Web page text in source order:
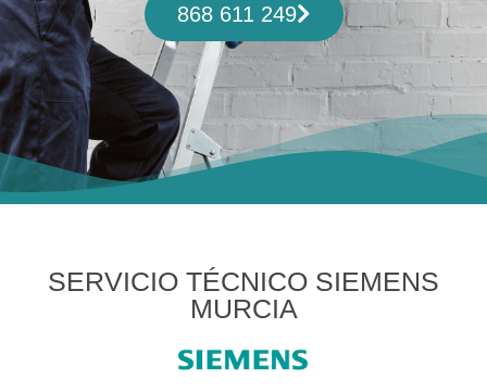
868 611 249
SERVICIO TÉCNICO SIEMENS
MURCIA